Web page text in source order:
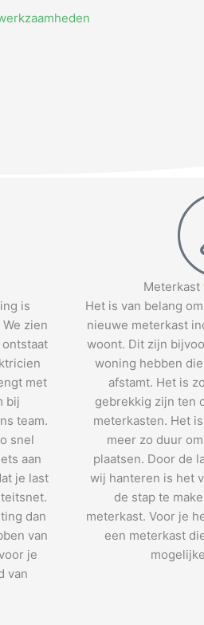
is
zien
met
bij
team.
snel
aan
je last
dan
van
je
van
Meterkast
Het is van belang
nieuwe meterkast
woont. Dit zijn
woning hebben
afstamt. Het is
gebrekkig zijn ten
meterkasten. Het
meer zo duur
plaatsen. Door de
wij hanteren is het
de stap te
meterkast. Voor je
een meterkast